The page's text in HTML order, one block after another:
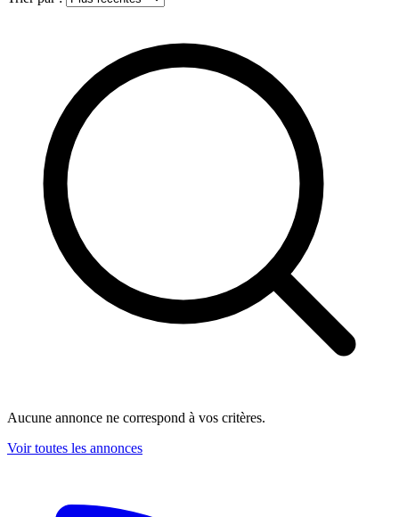
Aucune annonce ne correspond à vos critères.
Voir toutes les annonces